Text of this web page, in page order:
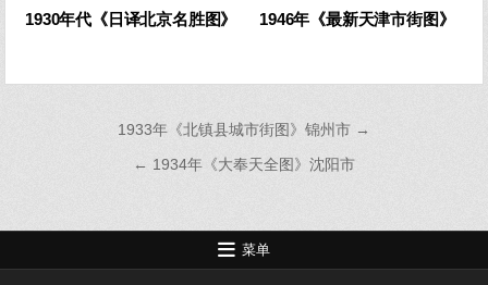
1930年代《日译北京名胜图》 1946年《最新天津市街图》
航
1933年《北镇县城市街图》锦州市 →
← 1934年《大奉天全图》沈阳市
菜单